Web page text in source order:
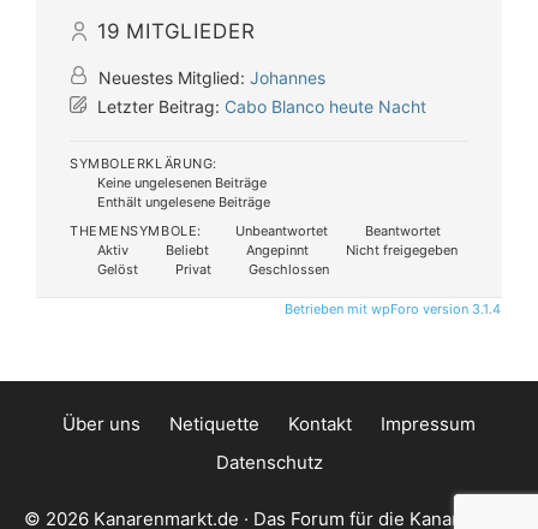
19 MITGLIEDER
Neuestes Mitglied: Johannes
Letzter Beitrag: Cabo Blanco heute Nacht
SYMBOLERKLÄRUNG:
Keine ungelesenen Beiträge
Enthält ungelesene Beiträge
THEMENSYMBOLE:
Unbeantwortet
Beantwortet
Aktiv
Beliebt Angepinnt
Nicht freigegeben
Gelöst
Privat Geschlossen
Betrieben mit wpForo version 3.1.4
Über uns Netiquette Kontakt
Impressum
Datenschutz
© 2026 Kanarenmarkt.de · Das Forum für die Kanarischen